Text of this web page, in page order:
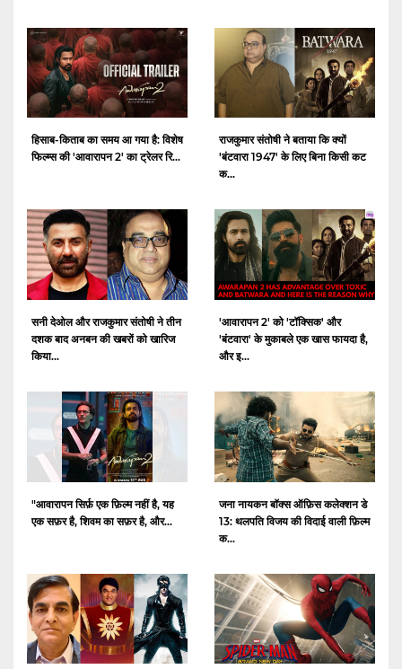
हिसाब-किताब का समय आ गया है: विशेष
फिल्म्स की 'आवारापन 2' का ट्रेलर रि...
राजकुमार संतोषी ने बताया कि क्यों
'बंटवारा 1947' के लिए बिना किसी कट
क...
सनी देओल और राजकुमार संतोषी ने तीन
दशक बाद अनबन की खबरों को खारिज
किया...
'आवारापन 2' को 'टॉक्सिक' और
'बंटवारा' के मुकाबले एक खास फायदा है,
और इ...
"आवारापन सिर्फ़ एक फ़िल्म नहीं है, यह
एक सफ़र है, शिवम का सफ़र है, और...
जना नायकन बॉक्स ऑफ़िस कलेक्शन डे
13: थलपति विजय की विदाई वाली फ़िल्म
क...